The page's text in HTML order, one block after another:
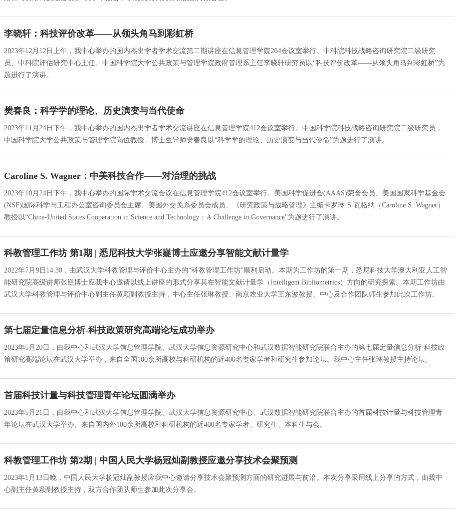
李晓轩：科技评价改革——从领头角马到彩虹桥
2023年12月12日上午，我中心举办的国内杰出学者学术交流第二期讲座在信息管理学院204会议室举行。中科院科技战略咨询研究院二级研究
员、中科院评估研究中心主任、中国科学院大学公共政策与管理学院政府管理系主任李晓轩研究员以“科技评价改革——从领头角马到彩虹桥”为
题进行了演讲。
樊春良：科学学的理论、历史演变与当代使命
2023年11月24日下午，我中心举办的国内杰出学者学术交流讲座在信息管理学院412会议室举行。中国科学院科技战略咨询研究院二级研究员，
中国科学院大学公共政策与管理学院岗位教授、博士生导师樊春良以“科学学的理论、历史演变与当代使命”为题进行了演讲。
Caroline S. Wagner：中美科技合作——对治理的挑战
2023年10月24日下午，我中心举办的国际学术交流会议在信息管理学院412会议室举行。美国科学促进会(AAAS)荣誉会员、美国国家科学基金会
(NSF)国际科学与工程办公室咨询委员会主席、美国外交关系委员会成员、《研究政策与战略管理》主编卡罗琳·S·瓦格纳（Caroline S. Wagner）
教授以“China-United States Cooperation in Science and Technology：A Challenge to Governance”为题进行了演讲。
科教管理工作坊 第1期 | 悉尼科技大学张嶷博士应邀分享智能文献计量学
2022年7月9日14:30，由武汉大学科教管理与评价中心主办的“科教管理工作坊”顺利启动。本期为工作坊的第一期，悉尼科技大学澳大利亚人工智
能研究院高级讲师张嶷博士应我中心邀请以线上讲座的形式分享其在智能文献计量学（Intelligent Bibliometrics）方向的研究探索。本期工作坊由
武汉大学科教管理与评价中心副主任黄颖副教授主持，中心主任张琳教授、南京农业大学王东波教授、中心及合作团队师生参加此次工作坊。
第七届定量信息分析-科技政策研究高端论坛成功举办
2023年5月20日，由我中心和武汉大学信息管理学院、武汉大学信息资源研究中心和武汉数据智能研究院联合主办的第七届定量信息分析-科技政
策研究高端论坛在武汉大学举办，来自全国100余所高校与科研机构的近400名专家学者和研究生参加论坛。我中心主任张琳教授主持论坛。
首届科技计量与科技管理青年论坛圆满举办
2023年5月21日，由我中心和武汉大学信息管理学院、武汉大学信息资源研究中心、武汉数据智能研究院联合主办的首届科技计量与科技管理青
年论坛在武汉大学举办。来自国内外100余所高校和科研机构的近400名专家学者、研究生、本科生与会。
科教管理工作坊 第2期 | 中国人民大学杨冠灿副教授应邀分享技术会聚预测
2023年1月13日晚，中国人民大学杨冠灿副教授应我中心邀请分享技术会聚预测方面的研究进展与前沿。本次分享采用线上分享的方式，由我中
心副主任黄颖副教授主持，双方合作团队师生参加此次分享会。